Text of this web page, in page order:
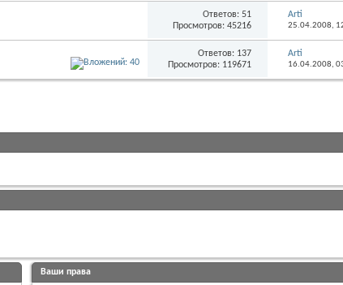
Ответов: 51
Просмотров: 45216
Arti
25.04.2008,
Ответов: 137
Просмотров: 119671
Arti
16.04.2008,
Ваши права